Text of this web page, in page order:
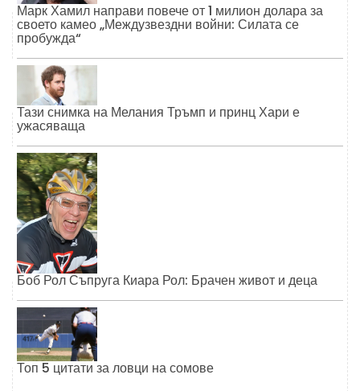
Марк Хамил направи повече от 1 милион долара за
своето камео „Междузвездни войни: Силата се
пробужда“
Тази снимка на Мелания Тръмп и принц Хари е
ужасяваща
Боб Рол Съпруга Киара Рол: Брачен живот и деца
Топ 5 цитати за ловци на сомове